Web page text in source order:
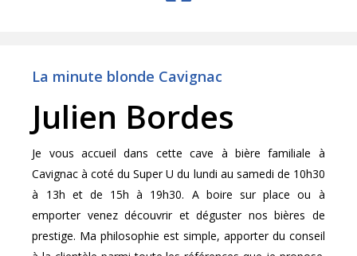
La minute blonde Cavignac
Julien Bordes
Je vous accueil dans cette cave à bière familiale à
Cavignac à coté du Super U du lundi au samedi de 10h30
à 13h et de 15h à 19h30. A boire sur place ou à
emporter venez découvrir et déguster nos bières de
prestige. Ma philosophie est simple, apporter du conseil